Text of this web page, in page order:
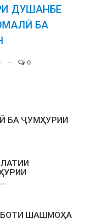
ДУШАНБЕ
БА
0
БА ҶУМҲУРИИ
ШАШМОҲА